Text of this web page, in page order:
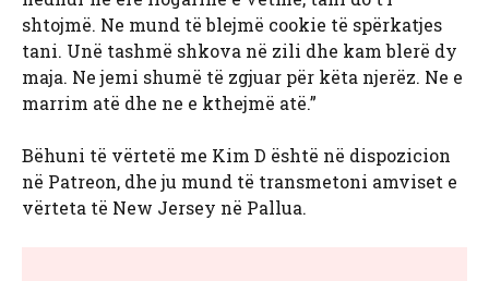
shtojmë. Ne mund të blejmë cookie të spërkatjes
tani. Unë tashmë shkova në zili dhe kam blerë dy
maja. Ne jemi shumë të zgjuar për këta njerëz. Ne e
marrim atë dhe ne e kthejmë atë.”
Bëhuni të vërtetë me Kim D është në dispozicion
në Patreon, dhe ju mund të transmetoni amviset e
vërteta të New Jersey në Pallua.